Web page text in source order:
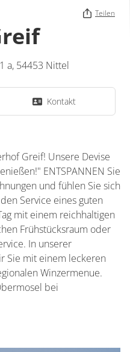
Teilen
a, 54453 Nittel
Kontakt
Greif! Unsere Devise
ENTSPANNEN Sie
und fühlen Sie sich
Service eines guten
mit einem reichhaltigen
Frühstücksraum oder
In unserer
Sie mit einem leckeren
Winzermenue.
bei